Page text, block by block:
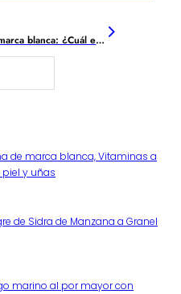
Suplementos de marca blanca o de marca blanca: ¿Cuál es la mejor opción para su marca?
de marca blanca, Vitaminas a
y uñas
de Sidra de Manzana a Granel
marino al por mayor con